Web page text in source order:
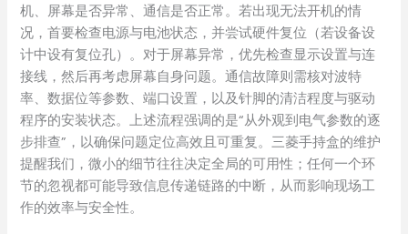
机、屏幕是否异常、通信是否正常。若出现无法开机的情
况，首要检查电源与电池状态，并尝试硬件复位（若设备设
计中设有复位孔）。对于屏幕异常，优先检查显示设置与连
接线，然后再考虑屏幕自身问题。通信故障则需核对波特
率、数据位等参数、端口设置，以及针脚的清洁程度与驱动
程序的安装状态。上述流程强调的是“从外观到电气参数的逐
步排查”，以确保问题定位高效且可重复。三菱手持盒的维护
提醒我们，微小的细节往往决定全局的可用性；任何一个环
节的忽视都可能导致信息传递链路的中断，从而影响现场工
作的效率与安全性。